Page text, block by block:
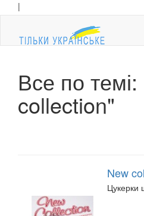
|
Все по
collection"
New
Цукерки